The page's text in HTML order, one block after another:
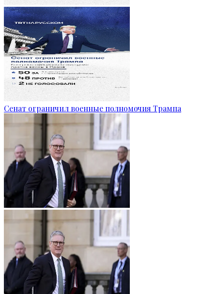
Сенат ограничил военные полномочия Трампа